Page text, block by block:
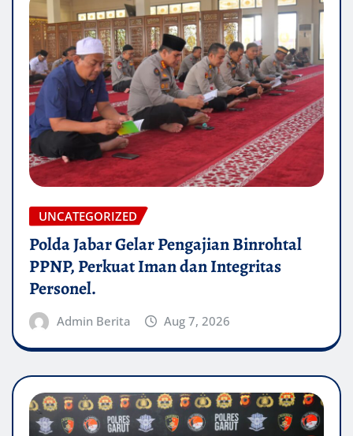
UNCATEGORIZED
Polda Jabar Gelar Pengajian Binrohtal
PPNP, Perkuat Iman dan Integritas
Personel.
Admin Berita Aug 7, 2026